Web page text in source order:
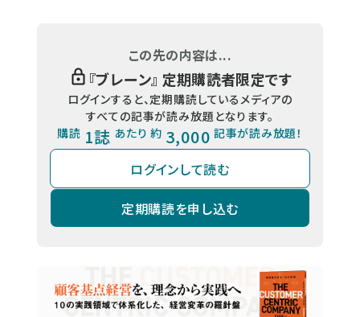
この先の内容は...
『ブレーン』 定期購読者限定です
ログインすると、定期購読しているメディアの
すべての記事が読み放題となります。
購読 1誌 あたり 約 3,000 記事が読み放題！
ログインして読む
定期購読を申し込む